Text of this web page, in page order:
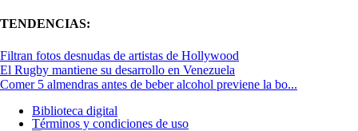
TENDENCIAS:
Filtran fotos desnudas de artistas de Hollywood
El Rugby mantiene su desarrollo en Venezuela
Comer 5 almendras antes de beber alcohol previene la bo...
Biblioteca digital
Términos y condiciones de uso